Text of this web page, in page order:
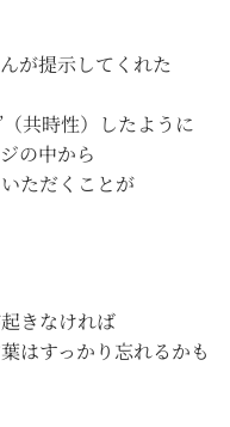
が提示してくれた
共時性）したように
の中から
ただくことが
きなければ
はすっかり忘れるかも